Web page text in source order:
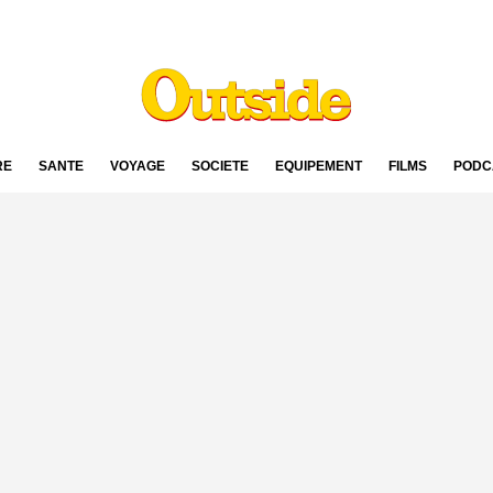
SANTÉ VOYAGE SOCIÉTÉ ÉQUIPEMENT FILMS